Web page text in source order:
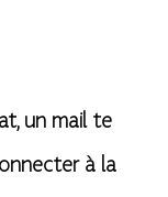
un mail te
à la